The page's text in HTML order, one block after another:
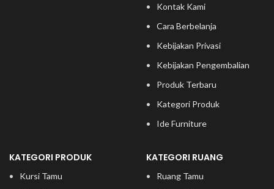
Kontak Kami
Cara Berbelanja
Kebijakan Privasi
Kebijakan Pengembalian
Produk Terbaru
Kategori Produk
Ide Furniture
KATEGORI PRODUK
Kursi Tamu
KATEGORI RUANG
Ruang Tamu